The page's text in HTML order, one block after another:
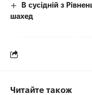
В сусідній з
шахед
Читайте також